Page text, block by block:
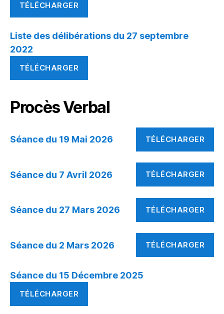
TÉLÉCHARGER
Liste des délibérations du 27 septembre
2022
TÉLÉCHARGER
Procès Verbal
Séance du 19 Mai 2026 TÉLÉCHARGER
Séance du 7 Avril 2026 TÉLÉCHARGER
Séance du 27 Mars 2026 TÉLÉCHARGER
Séance du 2 Mars 2026 TÉLÉCHARGER
Séance du 15 Décembre 2025
TÉLÉCHARGER